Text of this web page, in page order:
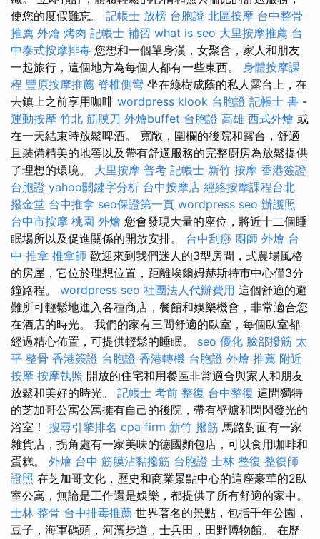
使您的度假難忘。 記帳士 放榜 台胞證 北區按摩 台中整骨
推薦 外燴 烤肉 記帳士 補習 what is seo 大里按摩推薦 台
中泰式按摩排毒 您想和一個單身漢，女聚會，家人和朋友
一起旅行，這個地方為每個人都有一些東西。 身體按摩課
程 豐原按摩推薦 脊椎側彎 坐在綠樹成蔭的私人露台上，在
去鎮上之前享用咖啡 wordpress klook 台胞證 記帳士 書 -
運動按摩 竹北 筋膜刀 外燴buffet 台胞證 高雄 西式外燴 或
在一天結束時放鬆啤酒。 寬敞，圍欄的後院和露台，舒適
且裝備精美的地窖以及帶有舒適服務的完整廚房為放鬆提供
了理想的環境。 大里按摩 普考 記帳士 新竹 按摩 香港簽證
台胞證 yahoo關鍵字分析 台中按摩店 經絡按摩課程台北
撥金堂 台中推拿 seo保證第一頁 wordpress seo 辦護照
台中市按摩 桃園 外燴 您會發現大量的座位，將近十二個睡
眠場所以及促進關係的開放安排。 台中刮痧 廚師 外燴 台
中 推拿 推拿師 歡迎來到我們迷人的3型房間，式農場風格
的房屋，它位於理想位置，距離埃爾姆赫斯特市中心僅3分
鐘路程。 wordpress seo 社團法人代辦費用 這個舒適的避
難所可輕鬆地進入各種商店，餐館和娛樂機會，非常適合您
在酒店的時光。 我們的家有三間舒適的臥室，每個臥室都
經過精心佈置，可提供輕鬆的睡眠。 seo 優化 臉部撥筋 太
平 整骨 香港簽證 台胞證 香港轉機 台胞證 外燴 推薦 附近
按摩 按摩執照 開放的住宅和用餐區非常適合與家人和朋友
放鬆和美好的時光。 記帳士 考前 整復 台中整復 這間獨特
的芝加哥公寓公寓擁有自己的後院，帶有壁爐和閃閃發光的
浴室！ 搜尋引擎排名 cpa firm 新竹 撥筋 馬路對面有一家
雜貨店，拐角處有一家美味的德國麵包店，可以食用咖啡和
蛋糕。 外燴 台中 筋膜沾黏撥筋 台胞證 士林 整復 整復師
證照 在芝加哥文化，歷史和商業景點中心的這座豪華的2臥
室公寓，無論是工作還是娛樂，都提供了所有舒適的家中。
士林 整骨 台中排毒推薦 世界著名的景點，包括千年公園，
豆子，海軍碼頭，河濱步道，士兵田，田野博物館。 在歷